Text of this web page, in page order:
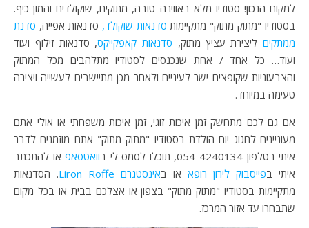
למקום הנכון! סטודיו מלא באווירה טובה, מתוקים, שוקולדים והמון כיף.
בסטודיו "מתוק מתוק" מתקיימות סדנאות שוקולד, סדנאות אפייה, סדנת
ממתקים ליצירת עציץ מתוק, סדנאות קאפקייקס, סדנאות זילוף ועוד
ועוד… כל אחד / אחת שנכנסים לסטודיו מתלהבים מכל המתוק
והצבעוניות שקופצים ישר לעיניים ולאחר מכן מתיישבים לעשייה ויצירה
טעימה במיוחד.
אם גם לכם מתחשק זמן איכות זוגי, זמן איכות משפחתי או אולי אתם
מעוניינים לחגוג יום הולדת בסטודיו "מתוק מתוק" אתם מוזמנים לדבר
איתי בטלפון 054-4240134, תוכלו לסמס לי ב
וואטסאפ או להתכתב
איתי בפייסבוק לירון רופא או באינסטגרם Liron Roffe
. הסדנאות
מתקיימות בסטודיו "מתוק מתוק" בצפון או אצלכם בבית או בכל מקום
שתבחרו עד אזור המרכז.